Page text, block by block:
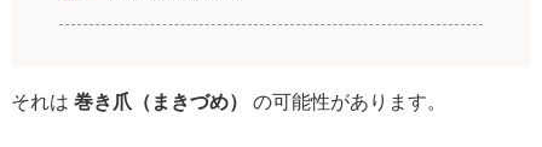
それは 巻き爪（まきづめ） の可能性があります。